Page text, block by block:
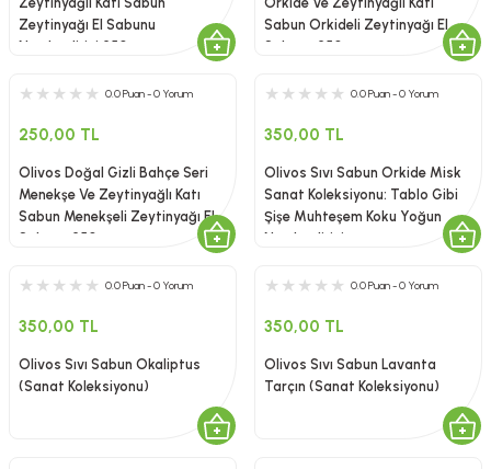
Zeytinyağı El Sabunu
Nemlendirici 250 gr
Sabun Orkideli Zeytinyağı El
Sabunu 250 gr
0.0 Puan - 0 Yorum
250,00 TL
Olivos Doğal Gizli Bahçe Seri
Menekşe Ve Zeytinyağlı Katı
Sabun Menekşeli Zeytinyağı El
Sabunu 250 gr
0.0 Puan - 0 Yorum
350,00 TL
Olivos Sıvı Sabun Orkide Misk
Sanat Koleksiyonu: Tablo Gibi
Şişe Muhteşem Koku Yoğun
Nemlendirici
0.0 Puan - 0 Yorum
350,00 TL
Olivos Sıvı Sabun Okaliptus
(Sanat Koleksiyonu)
0.0 Puan - 0 Yorum
350,00 TL
Olivos Sıvı Sabun Lavanta
Tarçın (Sanat Koleksiyonu)